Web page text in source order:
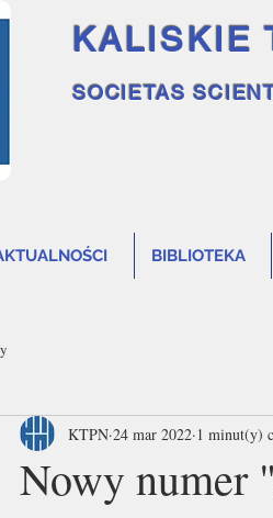
KALISKIE
SOCIETAS
BIBLIOTEKA
Nowy numer
KTPN 24 mar 2022 1 minut(y)